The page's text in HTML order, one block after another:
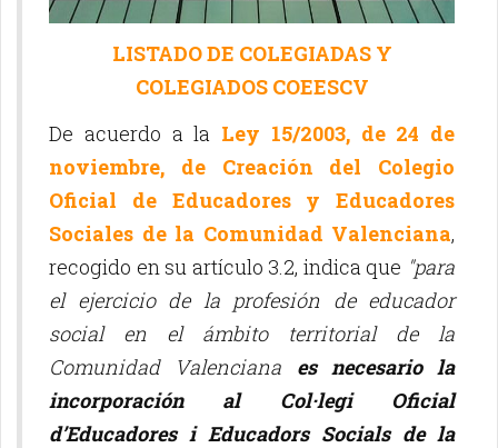
LISTADO DE COLEGIADAS Y
COLEGIADOS COEESCV
De acuerdo a la Ley 15/2003, de 24 de
noviembre, de Creación del Colegio
Oficial de Educadores y Educadores
Sociales de la Comunidad Valenciana,
recogido en su artículo 3.2, indica que "para
el ejercicio de la profesión de educador
social en el ámbito territorial de la
Comunidad Valenciana es necesario la
incorporación al Col·legi Oficial
d’Educadores i Educadors Socials de la